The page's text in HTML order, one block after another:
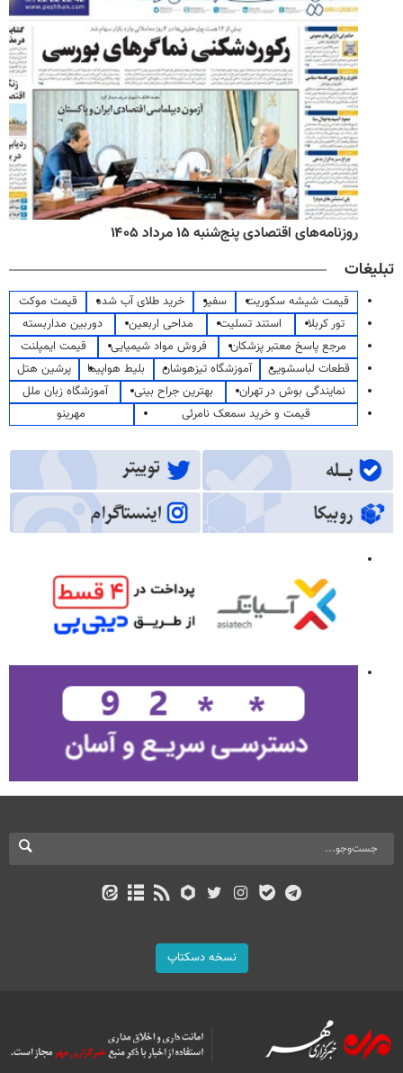
روزنامه‌های اقتصادی پنج‌شنبه ۱۵ مرداد ۱۴۰۵
تبلیغات
قیمت شیشه سکوریت سفیر خرید طلای آب شده
قیمت موکت
تور کربلا
استند تسلیت مداحی اربعین
دوربین مداربسته
مرجع پاسخ معتبر پزشکان
فروش مواد شیمیایی
قیمت ایمپلنت
قطعات لباسشویی
آموزشگاه تیزهوشان بلیط هواپیما
پرشین هتل
نمایندگی بوش در تهران
بهترین جراح بینی
آموزشگاه زبان ملل
قیمت و خرید سمعک نامرئی
مهرینو
نسخه دسکتاپ